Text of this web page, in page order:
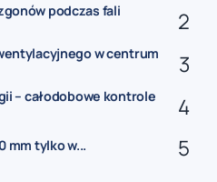
podczas fali
w centrum
– całodobowe kontrole
mm tylko w...